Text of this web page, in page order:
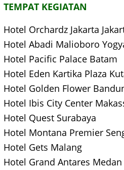
TEMPAT KEGIATAN
Hotel Orchardz Jakarta
Hotel Abadi Malioboro
Hotel Pacific Palace Batam
Hotel Eden Kartika Plaza
Hotel Golden Flower
Hotel Ibis City Center
Hotel Quest Surabaya
Hotel Montana Premier
Hotel Gets Malang
Hotel Grand Antares Medan